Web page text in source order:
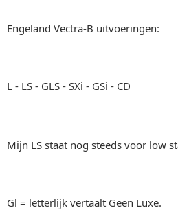
Engeland Vectra-B uitvoeringen:
L - LS - GLS - SXi - GSi - CD
Mijn LS staat nog steeds voor low
Gl = letterlijk vertaalt Geen Luxe.